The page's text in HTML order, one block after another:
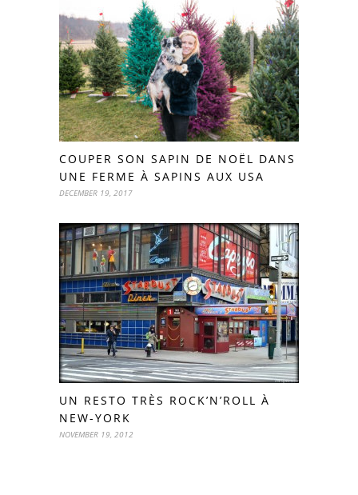
COUPER SON SAPIN DE NOËL DANS
UNE FERME À SAPINS AUX USA
DECEMBER 19, 2017
UN RESTO TRÈS ROCK’N’ROLL À
NEW-YORK
NOVEMBER 19, 2012